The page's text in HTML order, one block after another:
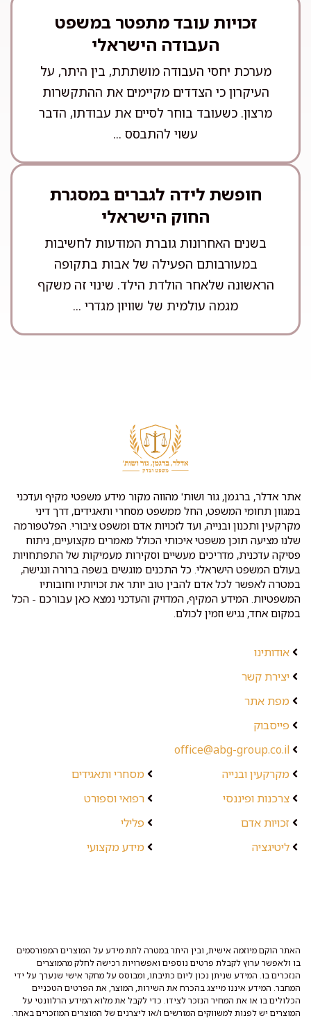
זכויות עובד מתפטר במשפט
העבודה הישראלי
מערכת יחסי העבודה מושתתת, בין היתר, על
העיקרון כי הצדדים מקיימים את ההתקשרות
מרצון. כשעובד בוחר לסיים את עבודתו, הדבר
עשוי להתבסס ...
חופשת לידה לגברים במסגרת
החוק הישראלי
בשנים האחרונות גוברת המודעות לחשיבות
במעורבותם הפעילה של אבות בתקופה
הראשונה שלאחר הולדת הילד. שינוי זה משקף
מגמה עולמית של שוויון מגדרי ...
אתר אדלר, ברגמן, גור ושות' מהווה מקור מידע משפטי מקיף ועדכני
במגוון תחומי המשפט, החל ממשפט מסחרי ותאגידים, דרך דיני
מקרקעין ותכנון ובנייה, ועד לזכויות אדם ומשפט ציבורי. הפלטפורמה
שלנו מציעה תוכן משפטי איכותי הכולל מאמרים מקצועיים, ניתוח
פסיקה עדכנית, מדריכים מעשיים וסקירות מעמיקות של התפתחויות
בעולם המשפט הישראלי. כל התכנים מוגשים בשפה ברורה ונגישה,
במטרה לאפשר לכל אדם להבין טוב יותר את זכויותיו וחובותיו
המשפטיות. המידע המקיף, המדויק והעדכני נמצא כאן עבורכם - הכל
במקום אחד, נגיש וזמין לכולם.
אודותינו
יצירת קשר
מפת אתר
פייסבוק
office@abg-group.co.il
מקרקעין ובנייה
צרכנות ופיננסי
זכויות אדם
ליטיגציה
מסחרי ותאגידים
רפואי וספורט
פלילי
מידע מקצועי
האתר הוקם מיוזמה אישית, ובין היתר במטרה לתת מידע על המוצרים המפורסמים
בו ולאפשר ערוץ לקבלת פרטים נוספים ואפשרויות רכישה לחלק מהמוצרים
הנזכרים בו. המידע שניתן נכון ליום כתיבתו, ומבוסס על מחקר אישי שנערך על ידי
המחבר. המידע איננו מייצג בהכרח את השירות, המוצר, את הפרטים הטכניים
הכלולים בו או את המחיר הנזכר לצידו. כדי לקבל את מלוא המידע הרלוונטי על
המוצרים יש לפנות למשווקים המורשים ו/או ליצרנים של המוצרים המוזכרים באתר.